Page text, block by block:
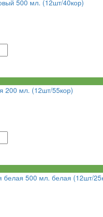
500 мл. (12шт/40кор)
200 мл. (12шт/55кор)
белая 500 мл. белая (12шт/